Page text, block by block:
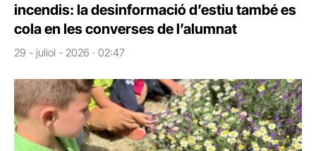
incendis: la desinformació d’estiu també es
cola en les converses de l’alumnat
29 - juliol - 2026 · 02:47